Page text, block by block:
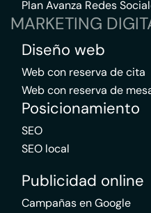
Plan Avanza Redes
MARKETING
Diseño web
Web con reserva de cita
Web con reserva de
Posicionamiento
SEO
SEO local
Publicidad online
Campañas en Google